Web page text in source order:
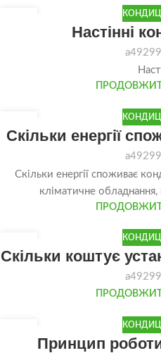
Настінні
ЛИП
Скільки енергії
Скільки енергії споживає
кліматичне
ЛИП
Скільки коштує
Принцип